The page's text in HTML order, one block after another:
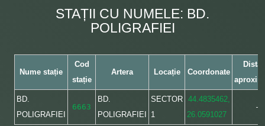
STAȚII CU NUMELE: BD.
POLIGRAFIEI
Nume stație
Cod
stație
Artera Locație Coordonate
BD.
POLIGRAFIEI
6663
BD.
POLIGRAFIEI
SECTOR
1
44.4835462,
26.0591027
–